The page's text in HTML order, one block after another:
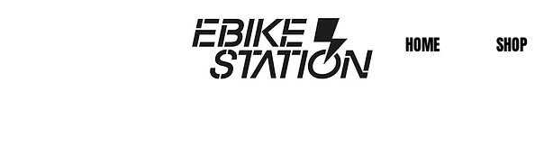
HOME SHOP